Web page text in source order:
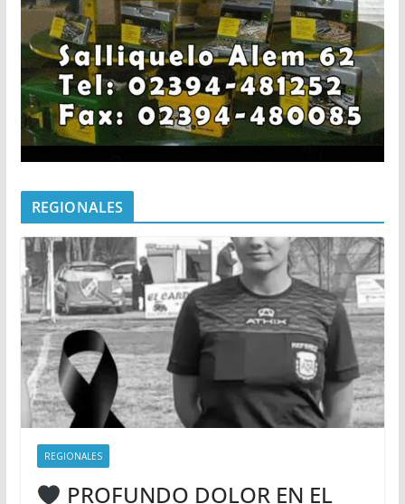
REGIONALES
REGIONALES
PROFUNDO DOLOR EN EL